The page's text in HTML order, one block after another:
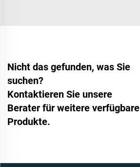
Nicht das gefunden, was Sie
suchen?
Kontaktieren Sie unsere
Berater für weitere verfügbare
Produkte.